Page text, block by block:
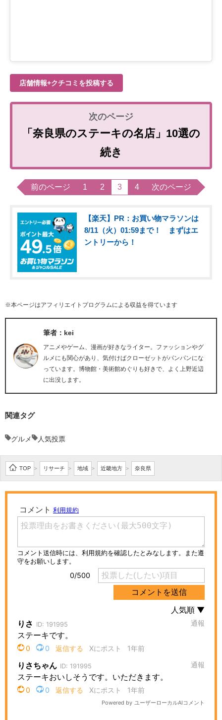
店舗情報+クチコミを投稿する
「奈良県のステーキの名店」10選の
続き
前のページ 1 2 3 4 次のページ
【楽天】PR：お買い物マラソンは
8/11（火）01:59まで！ まずはエ
ントリーから！
※本ページはアフィリエイトプログラムによる収益を得ています
筆者：kei
アニメやゲーム、漫画が好きなライター。ファッションやグ
ルメにも関心があり、気付けばクローゼットがパンパンにな
っています。博物館・美術館めぐりも好きで、よく上野近辺
に出没します。
関連タグ
グルメ 人気投票
TOP > リサーチ > 地域 > 近畿地方 > 奈良県